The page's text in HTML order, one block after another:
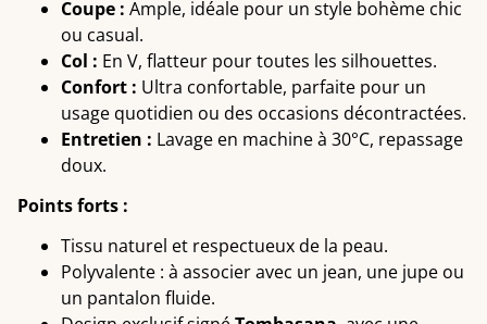
Coupe : Ample, idéale pour un style bohème chic
ou casual.
Col : En V, flatteur pour toutes les silhouettes.
Confort : Ultra confortable, parfaite pour un
usage quotidien ou des occasions décontractées.
Entretien : Lavage en machine à 30°C, repassage
doux.
Points forts :
Tissu naturel et respectueux de la peau.
Polyvalente : à associer avec un jean, une jupe ou
un pantalon fluide.